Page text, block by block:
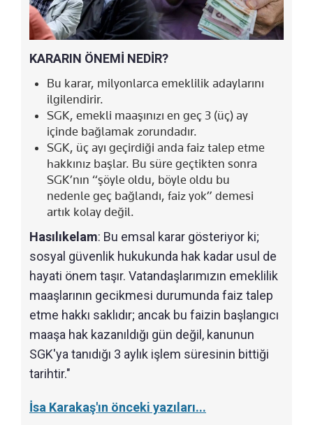
KARARIN ÖNEMİ NEDİR?
Bu karar, milyonlarca emeklilik adaylarını
ilgilendirir.
SGK, emekli maaşınızı en geç 3 (üç) ay
içinde bağlamak zorundadır.
SGK, üç ayı geçirdiği anda faiz talep etme
hakkınız başlar. Bu süre geçtikten sonra
SGK’nın “şöyle oldu, böyle oldu bu
nedenle geç bağlandı, faiz yok” demesi
artık kolay değil.
Hasılıkelam: Bu emsal karar gösteriyor ki;
sosyal güvenlik hukukunda hak kadar usul de
hayati önem taşır. Vatandaşlarımızın emeklilik
maaşlarının gecikmesi durumunda faiz talep
etme hakkı saklıdır; ancak bu faizin başlangıcı
maaşa hak kazanıldığı gün değil, kanunun
SGK'ya tanıdığı 3 aylık işlem süresinin bittiği
tarihtir."
İsa Karakaş'ın önceki yazıları...